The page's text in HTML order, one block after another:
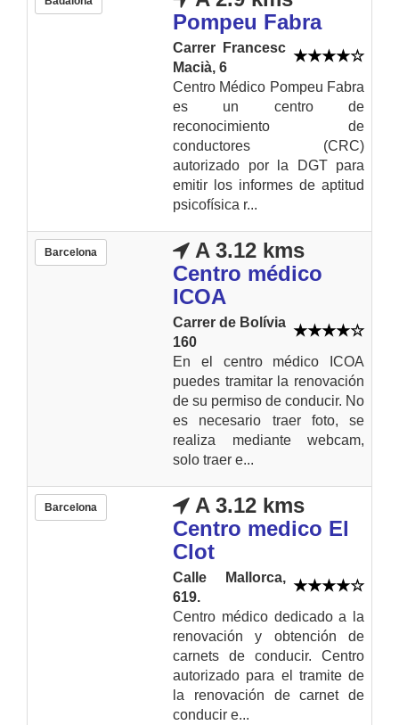
Pompeu Fabra
Carrer Francesc
Macià, 6
Centro Médico Pompeu Fabra
es un centro de
reconocimiento de
conductores (CRC)
autorizado por la DGT para
emitir los informes de aptitud
psicofísica r...
Barcelona
A 3.12 kms
Centro médico
ICOA
Carrer de Bolívia
160
En el centro médico ICOA
puedes tramitar la renovación
de su permiso de conducir. No
es necesario traer foto, se
realiza mediante webcam,
solo traer e...
Barcelona
A 3.12 kms
Centro medico El
Clot
Calle Mallorca,
619.
Centro médico dedicado a la
renovación y obtención de
carnets de conducir. Centro
autorizado para el tramite de
la renovación de carnet de
conducir e...